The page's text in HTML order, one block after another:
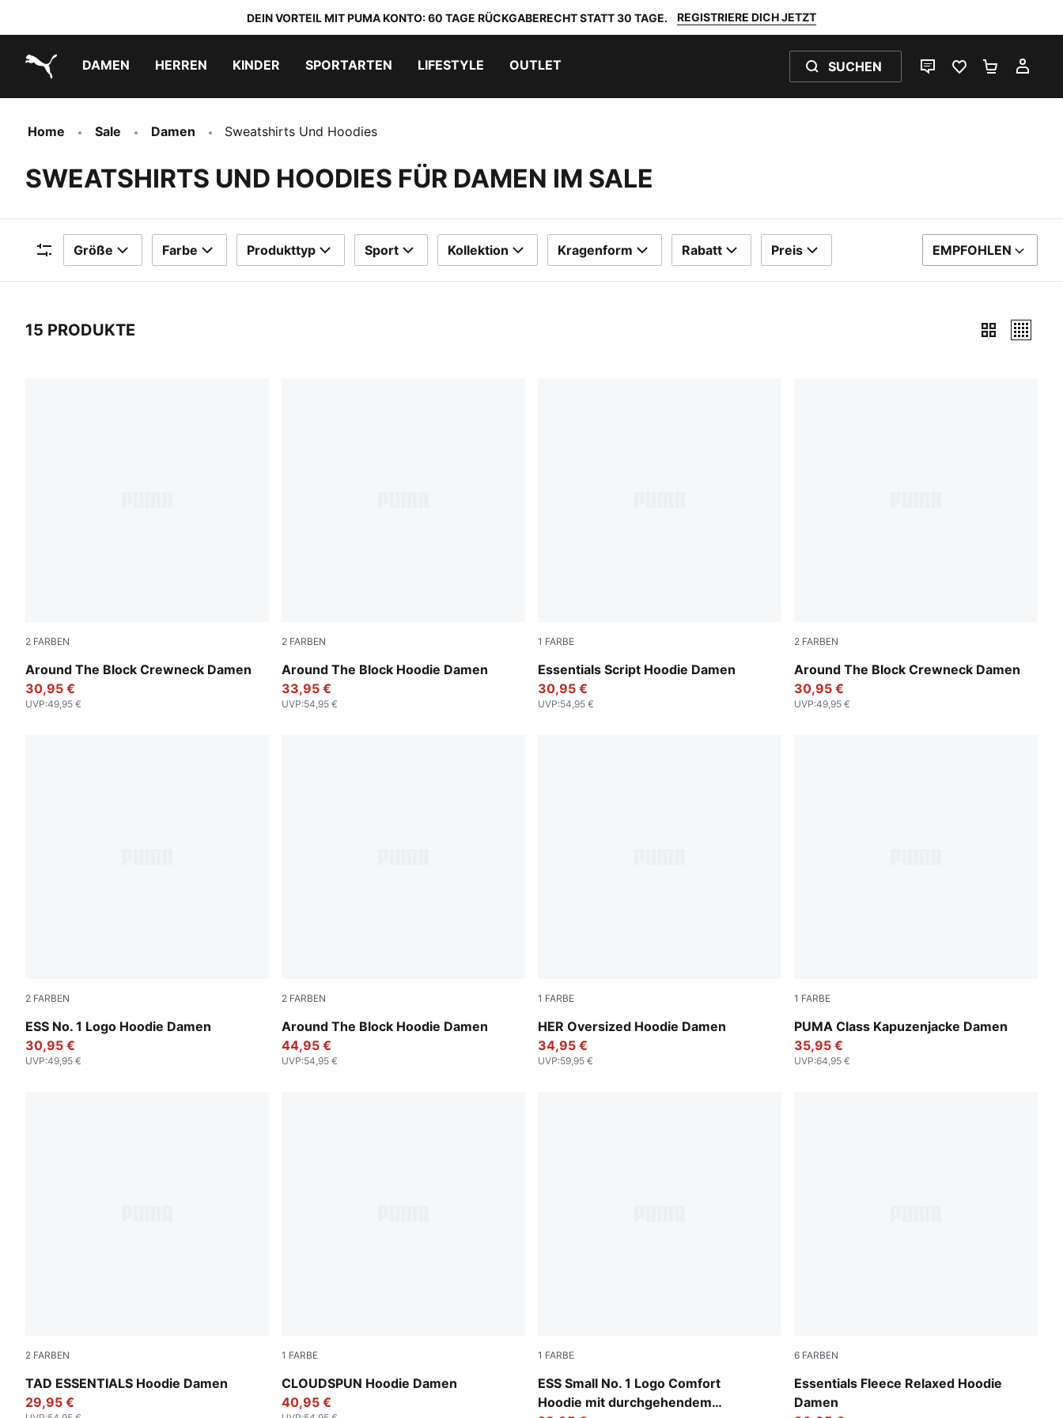
DEIN VORTEIL MIT PUMA KONTO: 60 TAGE RÜCKGABERECHT STATT 30 TAGE. REGISTRIERE DICH JETZT
DAMEN HERREN KINDER SPORTARTEN LIFESTYLE OUTLET SUCHEN
LIVE-CHATFAVORITEN 0
Home Sale Damen Sweatshirts Und Hoodies
SWEATSHIRTS UND HOODIES FÜR DAMEN IM SALE
Filter
Größe Farbe Produkttyp Sport Kollektion Kragenform Rabatt Preis SORTIEREN NACH
EMPFOHLEN
15 PRODUKTE
2 FARBEN
Around The Block Crewneck Damen
Cool Weather
30,95 €
UVP:49,95 €
2 FARBEN
Around The Block Hoodie Damen
Cool Weather
33,95 €
UVP:54,95 €
1 FARBE
Essentials Script Hoodie Damen
Intense Lavender
30,95 €
UVP:54,95 €
2 FARBEN
Around The Block Crewneck Damen
Puma White
30,95 €
UVP:49,95 €
2 FARBEN
ESS No. 1 Logo Hoodie Damen
Puma Black
30,95 €
UVP:49,95 €
2 FARBEN
Around The Block Hoodie Damen
Puma Black
44,95 €
UVP:54,95 €
1 FARBE
HER Oversized Hoodie Damen
Alpine Snow
34,95 €
UVP:59,95 €
1 FARBE
PUMA Class Kapuzenjacke Damen
Puma Black
35,95 €
UVP:64,95 €
2 FARBEN
TAD ESSENTIALS Hoodie Damen
Puma Black
29,95 €
1 FARBE
CLOUDSPUN Hoodie Damen
Fresh Water
40,95 €
1 FARBE
ESS Small No. 1 Logo Comfort
Hoodie mit durchgehendem
Puma Black
6 FARBEN
Essentials Fleece Relaxed Hoodie
Damen
Gray Sky